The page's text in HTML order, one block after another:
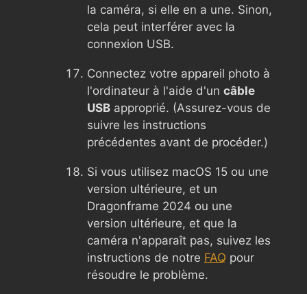
la caméra, si elle en a une. Sinon,
cela peut interférer avec la
connexion USB.
Connectez votre appareil photo à
l'ordinateur à l'aide d'un câble
USB approprié. (Assurez-vous de
suivre les instructions
précédentes avant de procéder.)
Si vous utilisez macOS 15 ou une
version ultérieure, et un
Dragonframe 2024 ou une
version ultérieure, et que la
caméra n'apparaît pas, suivez les
instructions de notre FAQ pour
résoudre le problème.